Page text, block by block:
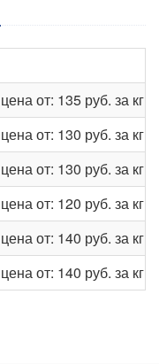
цена от: 135 руб. за кг
цена от: 130 руб. за кг
цена от: 130 руб. за кг
цена от: 120 руб. за кг
цена от: 140 руб. за кг
цена от: 140 руб. за кг